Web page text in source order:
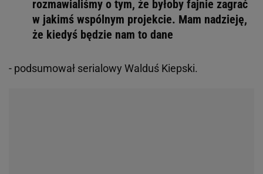
rozmawialiśmy o tym, że byłoby fajnie zagrać
w jakimś wspólnym projekcie. Mam nadzieję,
że kiedyś będzie nam to dane
- podsumował serialowy Walduś Kiepski.